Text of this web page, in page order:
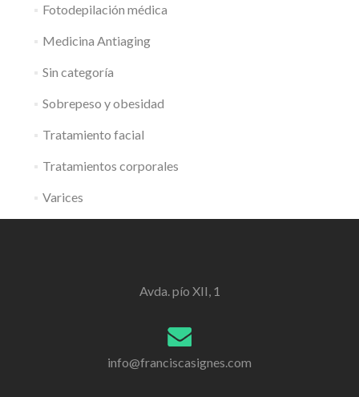
Fotodepilación médica
Medicina Antiaging
Sin categoría
Sobrepeso y obesidad
Tratamiento facial
Tratamientos corporales
Varices
Avda. pío XII, 1
info@franciscasignes.com